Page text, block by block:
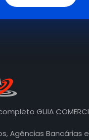
GUIA
Agências Bancárias